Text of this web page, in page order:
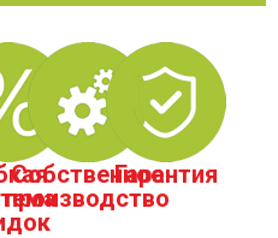
Собственное
производство
Гарантия